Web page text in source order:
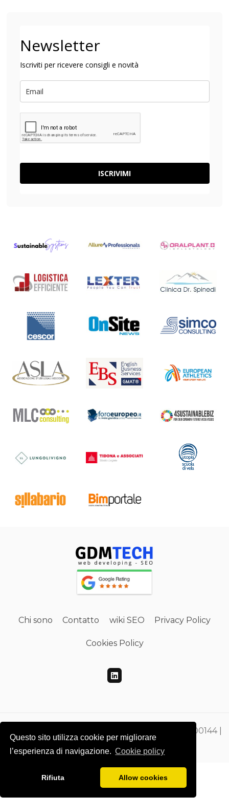
Questo sito utilizza cookie per migliorare
l’esperienza di navigazione. Cookie policy
Rifiuta Allow cookies
Newsletter
Iscriviti per ricevere consigli e novità
ISCRIVIMI
Chi sono Contatto wiki SEO Privacy Policy
Cookies Policy
Gdmtech Web Developing e SEO | PI 00865500144 |
CF DMEGZN73A10F205M